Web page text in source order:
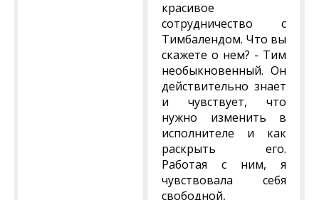
красивое
сотрудничество с
Тимбалендом. Что вы
скажете о нем? - Тим
необыкновенный. Он
действительно знает
и чувствует, что
нужно изменить в
исполнителе и как
раскрыть его.
Работая с ним, я
чувствовала себя
свободной,